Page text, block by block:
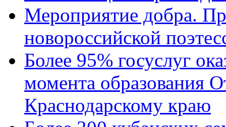
Мероприятие добра.
новороссийской
Более 95% госуслуг
момента образования
Краснодарскому краю